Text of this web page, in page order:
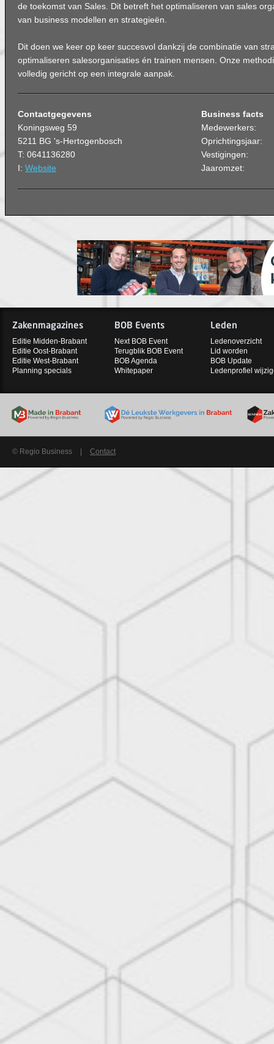
de toekomst van Sales. Dit betreft het optimaliseren van sales
van business modellen en strategieën.
Dit doen we keer op keer succesvol dankzij de combinatie van
optimaliseren salesorganisaties én trainen mensen. Onze
volledig gericht op een integrale aanpak.
Contactgegevens
Koningsweg 59
5211 BG 's-Hertogenbosch
T: 0641136280
I: Website
Business facts
Medewerkers:
Oprichtingsjaar:
Vestigingen:
Jaaromzet:
Zakenmagazines
Editie Midden-Brabant
Editie Oost-Brabant
Editie West-Brabant
Planning specials
BOB Events
Next BOB Event
Terugblik BOB Event
BOB Agenda
Whitepaper
Leden
Ledenoverzicht
Lid worden
BOB Update
Ledenprofiel
© Regio Business Contact